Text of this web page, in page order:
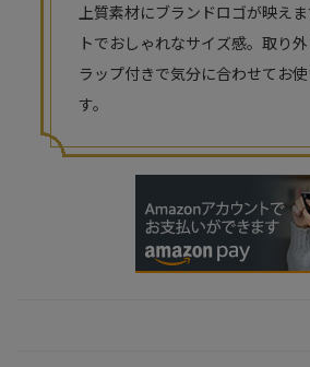
上質素材にブランドロゴが映え
トでおしゃれなサイズ感。取り
ラップ付きで気分に合わせてお
す。